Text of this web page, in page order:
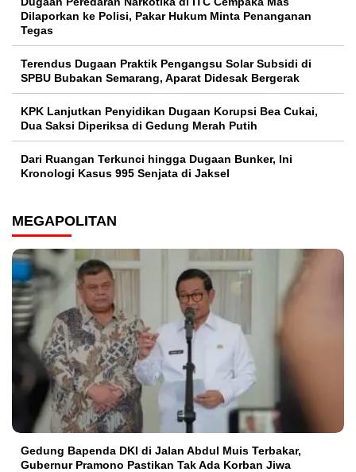
Dilaporkan ke Polisi, Pakar Hukum Minta Penanganan
Tegas
Terendus Dugaan Praktik Pengangsu Solar Subsidi di
SPBU Bubakan Semarang, Aparat Didesak Bergerak
KPK Lanjutkan Penyidikan Dugaan Korupsi Bea Cukai,
Dua Saksi Diperiksa di Gedung Merah Putih
Dari Ruangan Terkunci hingga Dugaan Bunker, Ini
Kronologi Kasus 995 Senjata di Jaksel
MEGAPOLITAN
Gedung Bapenda DKI di Jalan Abdul Muis Terbakar,
Gubernur Pramono Pastikan Tak Ada Korban Jiwa